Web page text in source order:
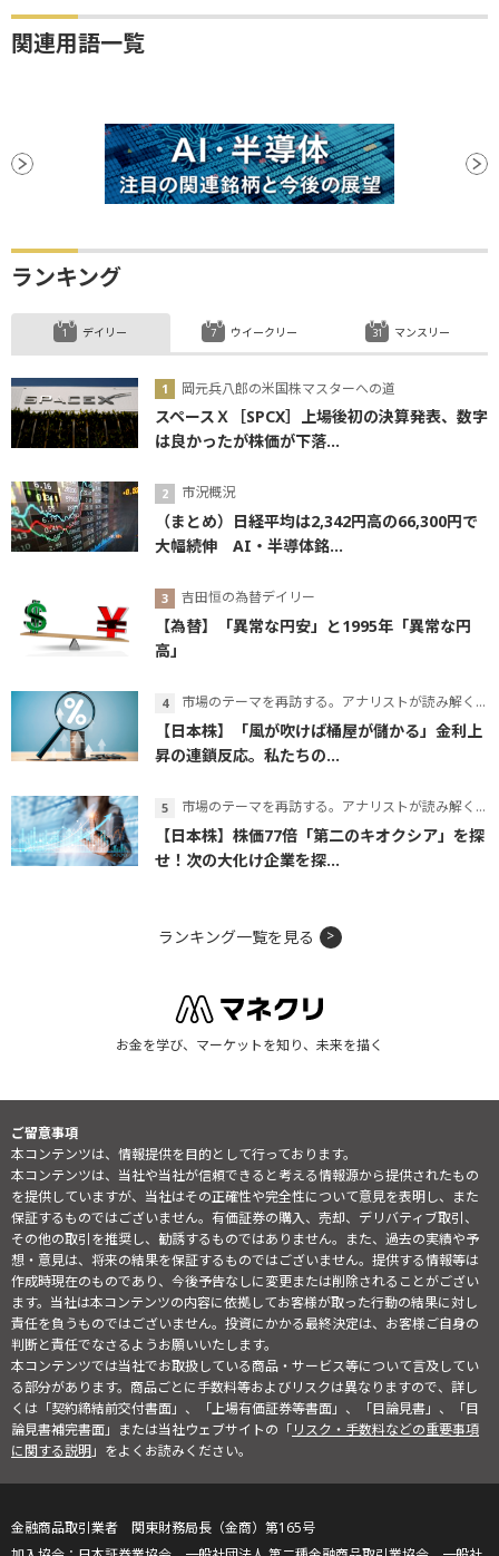
関連用語一覧
ランキング
デイリー
岡元兵八郎の米国株マスターへの道
スペースＸ［SPCX］上場後初の決算発表、数字
は良かったが株価が下落...
市況概況
（まとめ）日経平均は2,342円高の66,300円で
大幅続伸 AI・半導体銘...
吉田恒の為替デイリー
【為替】「異常な円安」と1995年「異常な円
高」
市場のテーマを再訪する。アナリストが読み解くテーマの本質
【日本株】「風が吹けば桶屋が儲かる」金利上
昇の連鎖反応。私たちの...
市場のテーマを再訪する。アナリストが読み解くテーマの本質
【日本株】株価77倍「第二のキオクシア」を探
せ！次の大化け企業を探...
ウイークリー マンスリー
ランキング一覧を見る
お金を学び、マーケットを知り、未来を描く
ご留意事項
本コンテンツは、情報提供を目的として行っております。
本コンテンツは、当社や当社が信頼できると考える情報源から提供されたもの
を提供していますが、当社はその正確性や完全性について意見を表明し、また
保証するものではございません。有価証券の購入、売却、デリバティブ取引、
その他の取引を推奨し、勧誘するものではありません。また、過去の実績や予
想・意見は、将来の結果を保証するものではございません。提供する情報等は
作成時現在のものであり、今後予告なしに変更または削除されることがござい
ます。当社は本コンテンツの内容に依拠してお客様が取った行動の結果に対し
責任を負うものではございません。投資にかかる最終決定は、お客様ご自身の
判断と責任でなさるようお願いいたします。
本コンテンツでは当社でお取扱している商品・サービス等について言及してい
る部分があります。商品ごとに手数料等およびリスクは異なりますので、詳し
くは「契約締結前交付書面」、「上場有価証券等書面」、「目論見書」、「目
論見書補完書面」または当社ウェブサイトの「リスク・手数料などの重要事項
に関する説明」をよくお読みください。
金融商品取引業者 関東財務局長（金商）第165号